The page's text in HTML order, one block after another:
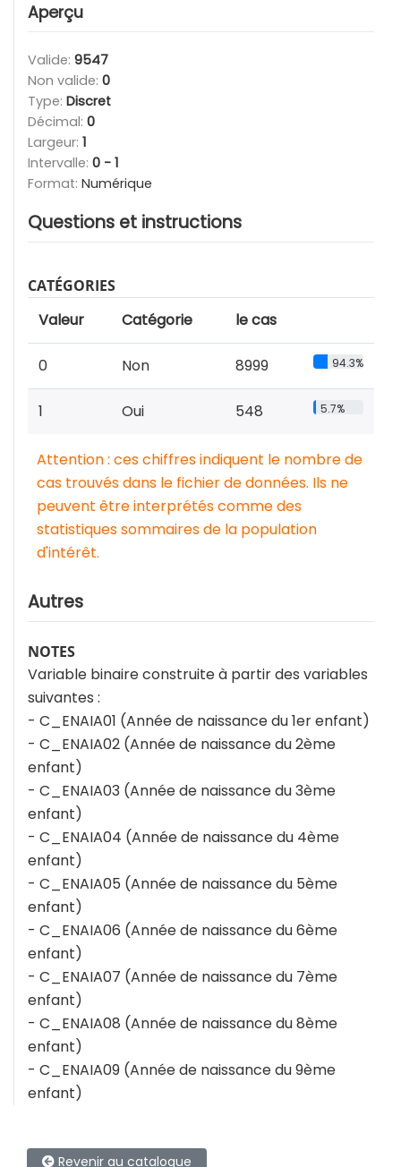
Aperçu
Valide: 9547
Non valide: 0
Type: Discret
Décimal: 0
Largeur: 1
Intervalle: 0 - 1
Format: Numérique
Questions et instructions
CATÉGORIES
Valeur Catégorie le cas
0 Non 8999 94.3%
1 Oui 548 5.7%
Attention : ces chiffres indiquent le nombre de
cas trouvés dans le fichier de données. Ils ne
peuvent être interprétés comme des
statistiques sommaires de la population
d'intérêt.
Autres
NOTES
Variable binaire construite à partir des variables
suivantes :
- C_ENAIA01 (Année de naissance du 1er enfant)
- C_ENAIA02 (Année de naissance du 2ème
enfant)
- C_ENAIA03 (Année de naissance du 3ème
enfant)
- C_ENAIA04 (Année de naissance du 4ème
enfant)
- C_ENAIA05 (Année de naissance du 5ème
enfant)
- C_ENAIA06 (Année de naissance du 6ème
enfant)
- C_ENAIA07 (Année de naissance du 7ème
enfant)
- C_ENAIA08 (Année de naissance du 8ème
enfant)
- C_ENAIA09 (Année de naissance du 9ème
enfant)
Revenir au catalogue